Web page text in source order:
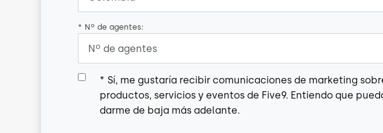
* Nº de agentes:
* Sí, me gustaría recibir comunicaciones de marketing
productos, servicios y eventos de Five9. Entiendo que
darme de baja más adelante.